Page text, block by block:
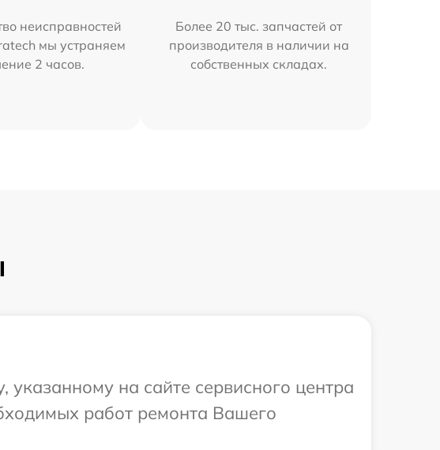
неисправностей
мы устраняем
2 часов.
Более 20 тыс. запчастей от
производителя в наличии на
собственных складах.
на сайте сервисного центра
работ ремонта Вашего